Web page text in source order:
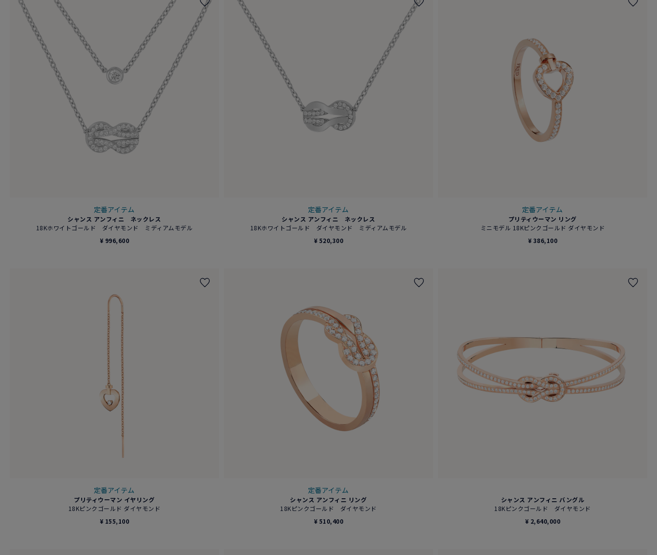
定番アイテム
シャンス アンフィニ ネックレス
18Kホワイトゴールド ダイヤモンド ミディアムモデル
¥ 996,600
定番アイテム
シャンス アンフィニ ネックレス
18Kホワイトゴールド ダイヤモンド ミディアムモデル
¥ 520,300
定番アイテム
プリティウーマン リング
ミニモデル 18Kピンクゴールド ダイヤモンド
¥ 386,100
定番アイテム
プリティウーマン イヤリング
18Kピンクゴールド ダイヤモンド
¥ 155,100
定番アイテム
シャンス アンフィニ リング
18Kピンクゴールド ダイヤモンド
¥ 510,400
シャンス アンフィニ バングル
18Kピンクゴールド ダイヤモンド
¥ 2,640,000